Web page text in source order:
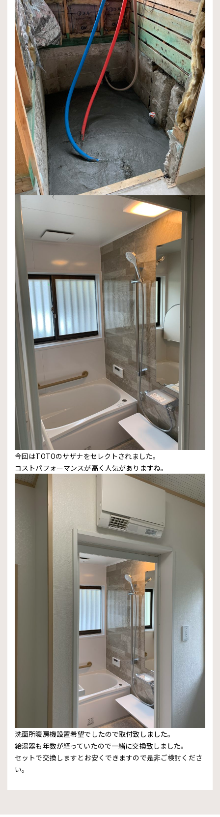
今回はTOTOのサザナをセレクトされました。
コストパフォーマンスが高く人気がありますね。
洗面所暖房機設置希望でしたので取付致しました。
給湯器も年数が経っていたので一緒に交換致しました。
セットで交換しますとお安くできますので是非ご検討くださ
い。